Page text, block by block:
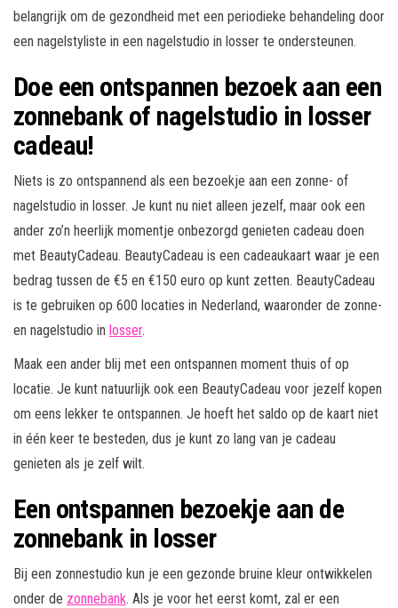
belangrijk om de gezondheid met een periodieke behandeling door
een nagelstyliste in een nagelstudio in losser te ondersteunen.
Doe een ontspannen bezoek aan een
zonnebank of nagelstudio in losser
cadeau!
Niets is zo ontspannend als een bezoekje aan een zonne- of
nagelstudio in losser. Je kunt nu niet alleen jezelf, maar ook een
ander zo’n heerlijk momentje onbezorgd genieten cadeau doen
met BeautyCadeau. BeautyCadeau is een cadeaukaart waar je een
bedrag tussen de €5 en €150 euro op kunt zetten. BeautyCadeau
is te gebruiken op 600 locaties in Nederland, waaronder de zonne-
en nagelstudio in losser.
Maak een ander blij met een ontspannen moment thuis of op
locatie. Je kunt natuurlijk ook een BeautyCadeau voor jezelf kopen
om eens lekker te ontspannen. Je hoeft het saldo op de kaart niet
in één keer te besteden, dus je kunt zo lang van je cadeau
genieten als je zelf wilt.
Een ontspannen bezoekje aan de
zonnebank in losser
Bij een zonnestudio kun je een gezonde bruine kleur ontwikkelen
onder de zonnebank. Als je voor het eerst komt, zal er een